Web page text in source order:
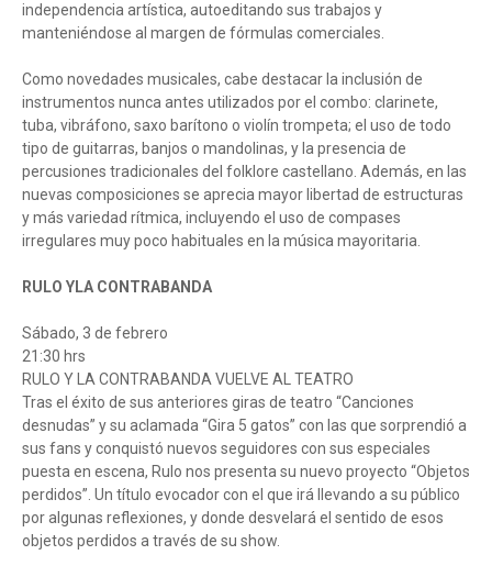
independencia artística, autoeditando sus trabajos y
manteniéndose al margen de fórmulas comerciales.
Como novedades musicales, cabe destacar la inclusión de
instrumentos nunca antes utilizados por el combo: clarinete,
tuba, vibráfono, saxo barítono o violín trompeta; el uso de todo
tipo de guitarras, banjos o mandolinas, y la presencia de
percusiones tradicionales del folklore castellano. Además, en las
nuevas composiciones se aprecia mayor libertad de estructuras
y más variedad rítmica, incluyendo el uso de compases
irregulares muy poco habituales en la música mayoritaria.
RULO YLA CONTRABANDA
Sábado, 3 de febrero
21:30 hrs
RULO Y LA CONTRABANDA VUELVE AL TEATRO
Tras el éxito de sus anteriores giras de teatro “Canciones
desnudas” y su aclamada “Gira 5 gatos” con las que sorprendió a
sus fans y conquistó nuevos seguidores con sus especiales
puesta en escena, Rulo nos presenta su nuevo proyecto “Objetos
perdidos”. Un título evocador con el que irá llevando a su público
por algunas reflexiones, y donde desvelará el sentido de esos
objetos perdidos a través de su show.